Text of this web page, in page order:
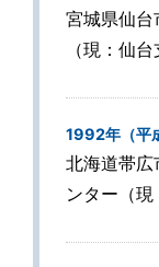
宮城県仙台
（現：仙
1992年（平
北海道帯広
ンター（現